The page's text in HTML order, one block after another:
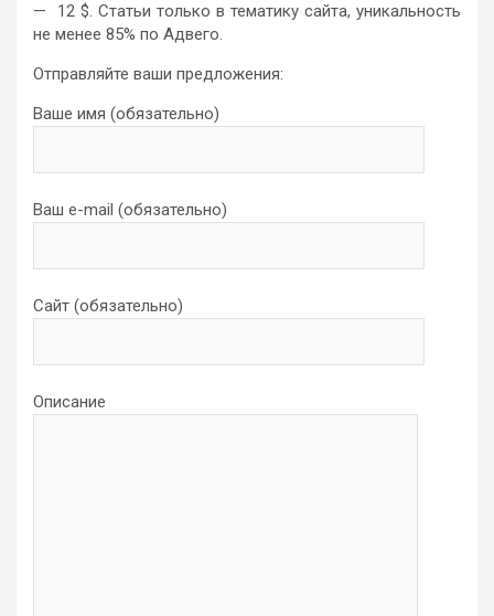
— 12 $. Статьи только в тематику сайта, уникальность
не менее 85% по Адвего.
Отправляйте ваши предложения:
Ваше имя (обязательно)
Ваш e-mail (обязательно)
Сайт (обязательно)
Описание